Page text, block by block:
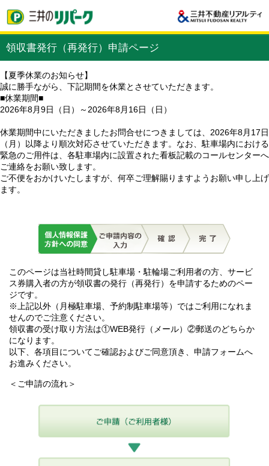
領収書発行（再発行）申請ページ
【夏季休業のお知らせ】
誠に勝手ながら、下記期間を休業とさせていただきます。
■休業期間■
2026年8月9日（日）～2026年8月16日（日）
休業期間中にいただきましたお問合せにつきましては、2026年8月17日
（月）以降より順次対応させていただきます。なお、駐車場内における
緊急のご用件は、各駐車場内に設置された看板記載のコールセンターへ
ご連絡をお願い致します。
ご不便をおかけいたしますが、何卒ご理解賜りますようお願い申し上げ
ます。
このページは当社時間貸し駐車場・駐輪場ご利用者の方、サービ
ス券購入者の方が領収書の発行（再発行）を申請するためのペー
ジです。
※上記以外（月極駐車場、予約制駐車場等）ではご利用になれま
せんのでご注意ください。
領収書の受け取り方法は①WEB発行（メール）②郵送のどちらか
になります。
以下、各項目についてご確認およびご同意頂き、申請フォームへ
お進みください。
＜ご申請の流れ＞